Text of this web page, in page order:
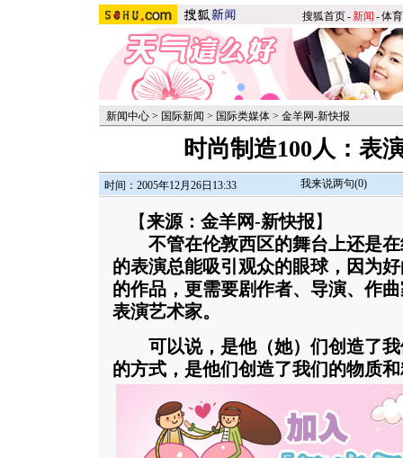
搜狐首页-新闻 -体育
新闻中心 > 国际新闻 > 国际类媒体 > 金羊网-新快报
时尚制造100人：表
时间：2005年12月26日13:33 我来说两句(0)
【来源：金羊网-新快报 】
不管在伦敦西区的舞台上还是
的表演总能吸引观众的眼球，因为
的作品，更需要剧作者、导演、作
表演艺术家。
可以说，是他（她）们创造了
的方式，是他们创造了我们的物质